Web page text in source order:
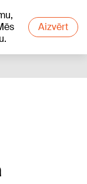
Aizvērt